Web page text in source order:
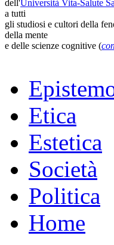
dell'Università Vita-Salute
a tutti
gli studiosi e cultori della
della mente
e delle scienze cognitive (
Etica
Estetica
Società
Politica
Home